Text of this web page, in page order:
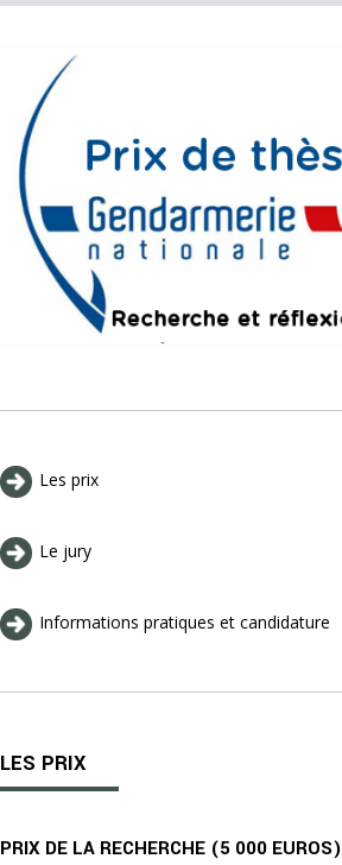
Les prix
Le jury
Informations pratiques et candidature
LES PRIX
PRIX DE LA RECHERCHE (5 000 EUROS)